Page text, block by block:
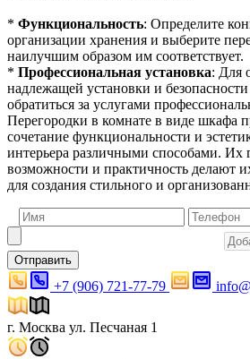
* Функциональность: Определите
организации хранения и выберите
наилучшим образом им соответствует.
* Профессиональная установка: Для
надлежащей установки и безопасности
обратиться за услугами
Перегородки в комнате в виде шкафа
сочетание функциональности и
интерьера различными способами. Их
возможности и практичность делают
для создания стильного и
Отправить
+7 (906) 721-77-79
г. Москва ул. Песчаная 1